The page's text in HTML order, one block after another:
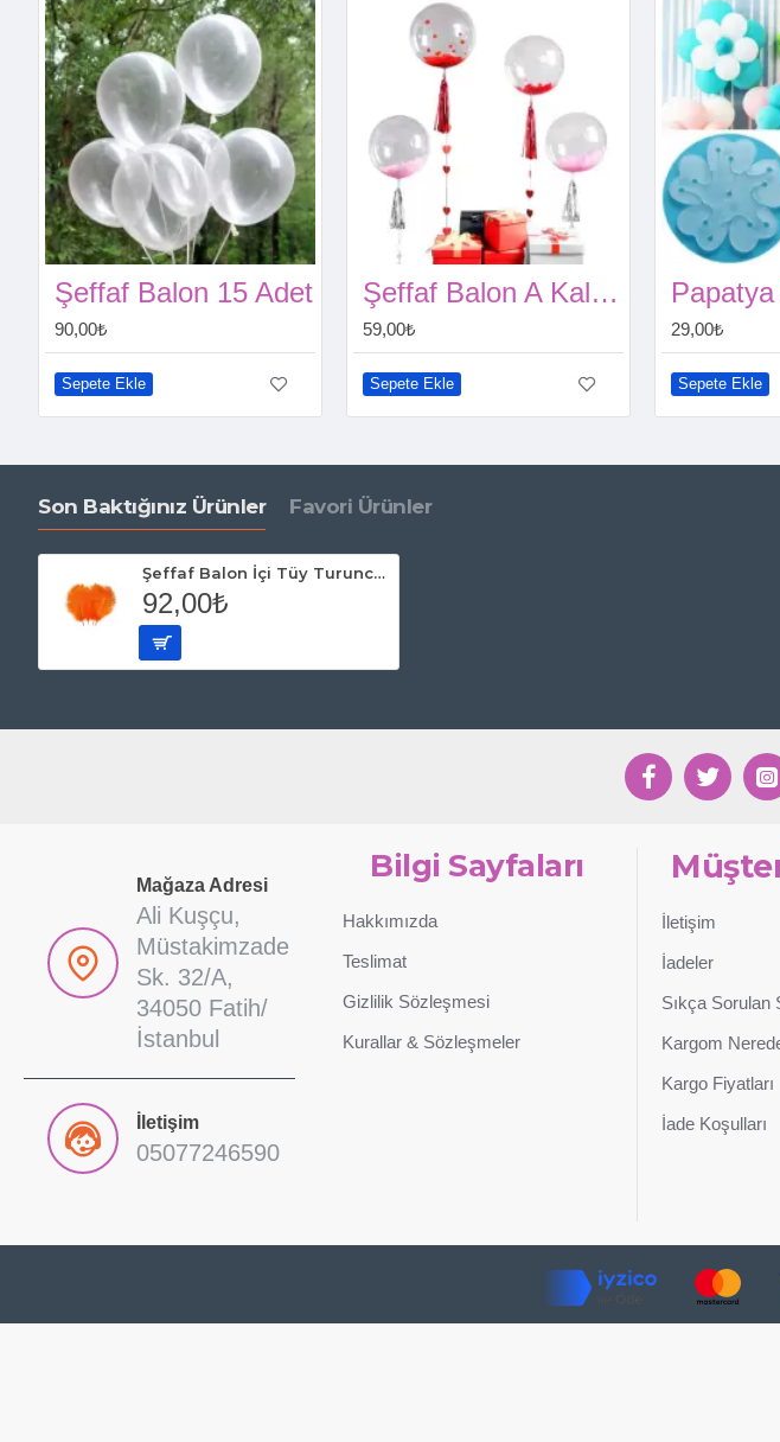
Şeffaf Balon 15 Adet
90,00₺
Sepete Ekle
Şeffaf Balon A Kalite 60 cm
59,00₺
Sepete Ekle
29,00₺
Sepete Ekle
Son Baktığınız Ürünler Favori Ürünler
Şeffaf Balon İçi Tüy Turuncu (100 adet)
92,00₺
Mağaza Adresi
Ali Kuşçu,
Müstakimzade
Sk. 32/A,
34050 Fatih/
İstanbul
İletişim
05077246590
Bilgi Sayfaları
Hakkımızda
Teslimat
Gizlilik Sözleşmesi
Kurallar & Sözleşmeler
İletişim
İadeler
Sıkça Sorulan
Kargom
Kargo Fiyatları
İade Koşulları